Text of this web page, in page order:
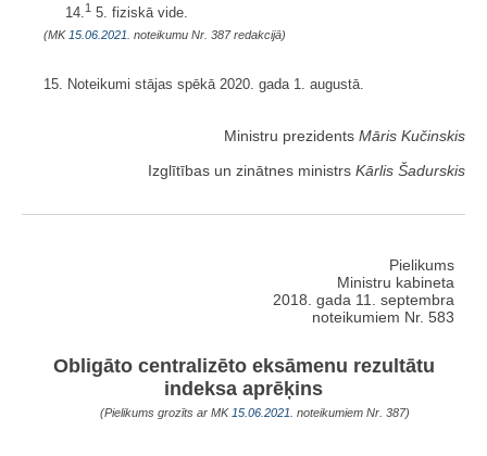
14.1 5. fiziskā vide.
(MK15.06.2021. noteikumu Nr. 387 redakcijā)
15. Noteikumi stājas spēkā 2020. gada 1. augustā.
Ministru prezidents Māris Kučinskis
Izglītības un zinātnes ministrs Kārlis Šadurskis
Pielikums
Ministru kabineta
2018. gada 11. septembra
noteikumiem Nr. 583
Obligāto centralizēto eksāmenu rezultātu
indeksa aprēķins
(Pielikums grozīts ar MK 15.06.2021. noteikumiem Nr. 387)